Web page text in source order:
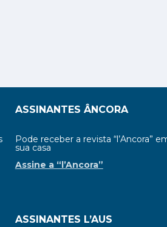
ASSINANTES ÂNCORA
Pode receber a revista “l’Ancora”
sua casa
Assine a “l’Ancora”
ASSINANTES L’AUS